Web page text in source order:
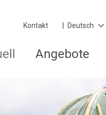
Kontakt
Angebote